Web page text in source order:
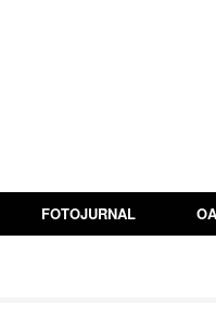
FOTOJURNAL